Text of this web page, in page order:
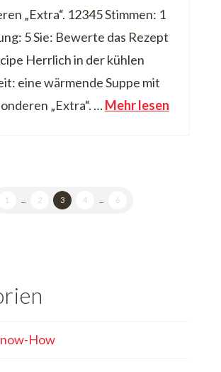
„Extra“. 12345 Stimmen: 1
5 Sie: Bewerte das Rezept
Herrlich in der kühlen
eine wärmende Suppe mit
„Extra“. …Mehr lesen
1 2 3 4 6
How